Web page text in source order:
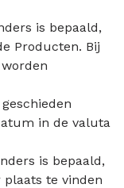
is bepaald,
Producten. Bij
in de valuta
is bepaald,
te vinden